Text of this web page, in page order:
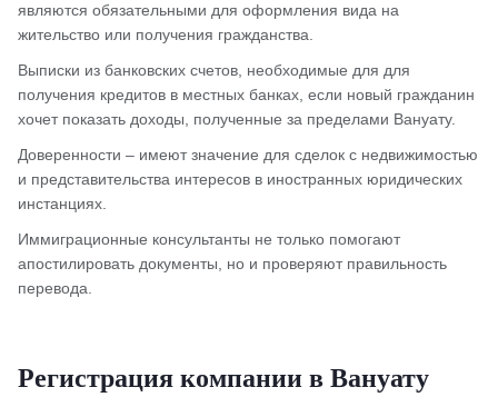
являются обязательными для оформления вида на
жительство или получения гражданства.
Выписки из банковских счетов, необходимые для для
получения кредитов в местных банках, если новый гражданин
хочет показать доходы, полученные за пределами Вануату.
Доверенности – имеют значение для сделок с недвижимостью
и представительства интересов в иностранных юридических
инстанциях.
Иммиграционные консультанты не только помогают
апостилировать документы, но и проверяют правильность
перевода.
Регистрация компании в Вануату